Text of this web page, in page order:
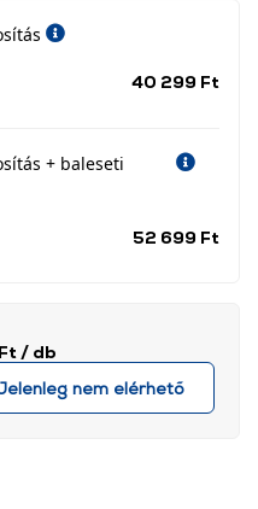
40 299 Ft
+ baleseti
52 699 Ft
/ db
nem elérhető